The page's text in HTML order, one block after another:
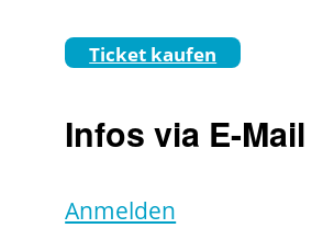
Ticket kaufen
Infos via E-Mail
Anmelden